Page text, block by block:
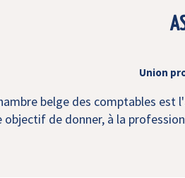
Union
belge des comptables est
objectif de donner, à la